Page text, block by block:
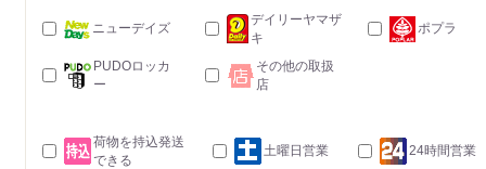
ニューデイズ
デイリーヤマザ
キ
ポプラ
PUDOロッカ
ー
その他の取扱
店
荷物を持込発送
できる
土曜日営業 24時間営業